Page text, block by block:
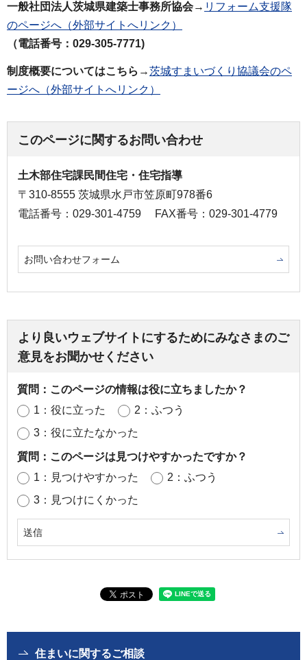
一般社団法人茨城県建築士事務所協会→ リフォーム支援隊
のページへ（外部サイトへリンク）
（電話番号：029-305-7771)
制度概要についてはこちら →茨城すまいづくり協議会のペ
ージへ（外部サイトへリンク）
このページに関するお問い合わせ
土木部住宅課民間住宅・住宅指導
〒310-8555 茨城県水戸市笠原町978番6
電話番号：029-301-4759
FAX番号：029-301-4779
お問い合わせフォーム
より良いウェブサイトにするためにみなさまのご
意見をお聞かせください
質問：このページの情報は役に立ちましたか？
1：役に立った
2：ふつう
3：役に立たなかった
質問：このページは見つけやすかったですか？
1：見つけやすかった
2：ふつう
3：見つけにくかった
住まいに関するご相談